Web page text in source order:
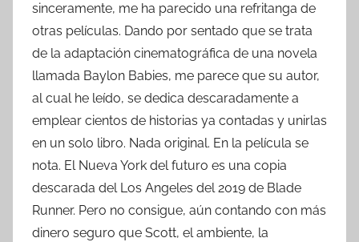
sinceramente, me ha parecido una refritanga de
otras películas. Dando por sentado que se trata
de la adaptación cinematográfica de una novela
llamada Baylon Babies, me parece que su autor,
al cual he leído, se dedica descaradamente a
emplear cientos de historias ya contadas y unirlas
en un solo libro. Nada original. En la película se
nota. El Nueva York del futuro es una copia
descarada del Los Angeles del 2019 de Blade
Runner. Pero no consigue, aún contando con más
dinero seguro que Scott, el ambiente, la